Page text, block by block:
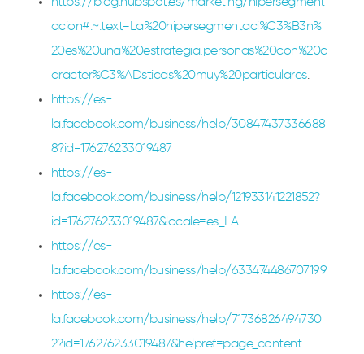
acion#:~:text=La%20hipersegmentaci%C3%B3n%
20es%20una%20estrategia,personas%20con%20c
aracter%C3%ADsticas%20muy%20particulares.
https://es-
la.facebook.com/business/help/30847437336688
8?id=176276233019487
https://es-
la.facebook.com/business/help/121933141221852?
id=176276233019487&locale=es_LA
https://es-
la.facebook.com/business/help/633474486707199
https://es-
la.facebook.com/business/help/71736826494730
2?id=176276233019487&helpref=page_content